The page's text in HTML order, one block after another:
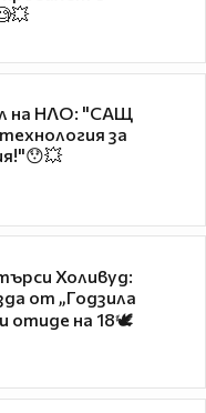
на НЛО: "САЩ
за
Холивуд:
от „Годзила
отиде на 18🕊️